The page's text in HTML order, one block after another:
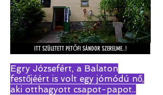
ITT SZÜLETETT PETŐFI SÁNDOR SZERELME..!
Egry Józsefért, a Balaton
festőjéért is volt egy jómódú nő,
aki otthagyott csapot-papot..